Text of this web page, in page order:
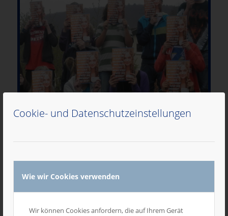
Cookie- und Datenschutzeinstellungen
Wie wir Cookies verwenden
Wir können Cookies anfordern, die auf Ihrem Gerät